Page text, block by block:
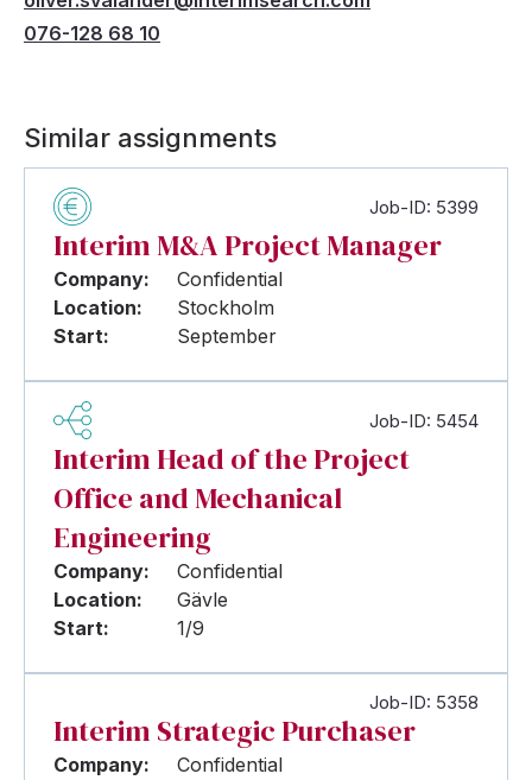
076-128 68 10
Similar assignments
Job-ID: 5399
Interim M&A Project Manager
Company:
Confidential
Location:
Stockholm
Start:
September
Job-ID: 5454
Interim Head of the Project
Office and Mechanical
Engineering
Company:
Confidential
Location:
Gävle
Start:
1/9
Job-ID: 5358
Interim Strategic Purchaser
Company:
Confidential